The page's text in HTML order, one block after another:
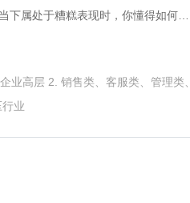
属处于糟糕表现时，你懂得如何帮
，就是提升工作绩效； 一个残酷的
重要。”情商是企业成败的决定性因
的领导者，可能会落入隔绝情绪的窠
业高层 2. 销售类、客服类、管理类、
业